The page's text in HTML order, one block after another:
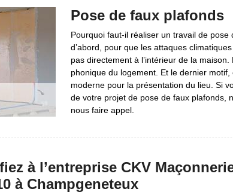
Pose de faux plafonds
Pourquoi faut-il réaliser un travail de
d’abord, pour que les attaques
pas directement à l’intérieur de la
phonique du logement. Et le dernier
moderne pour la présentation du lieu. Si
de votre projet de pose de faux plafonds,
nous faire appel.
à l’entreprise CKV
à Champgeneteux